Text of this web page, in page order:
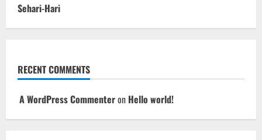
Sehari-Hari
RECENT COMMENTS
A WordPress Commenteron Hello world!